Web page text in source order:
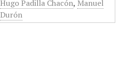
Hugo Padilla Chacón, Manuel
Durón